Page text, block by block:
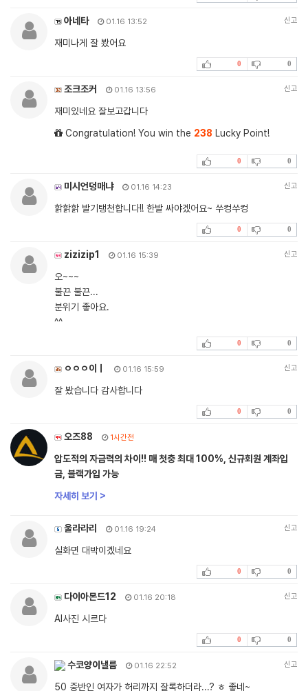
아네타 01.16 13:52 신고
재미나게 잘 봤어요
0 0
조크조커 01.16 13:56 신고
재미있네요 잘보고갑니다
Congratulation! You win the 238 Lucky Point!
0 0
미시언덩매냐 01.16 14:23 신고
핡핡핡 발기탱천합니다!! 한발 싸야겠어요~ 쑤컹쑤컹
0 0
zizizip1 01.16 15:39 신고
오~~~
불끈 불끈...
분위기 좋아요.
^^
0 0
ㅇㅇㅇ이ㅣ 01.16 15:59 신고
잘 봤습니다 감사합니다
0 0
오즈88 1시간전
압도적의 자금력의 차이!! 매 첫충 최대 100%, 신규회원 계좌입
금, 블랙가입 가능
자세히 보기 >
울라라리 01.16 19:24 신고
실화면 대박이겠네요
0 0
다이아몬드12 01.16 20:18 신고
AI사진 시르다
0 0
수코양이낼름 01.16 22:52 신고
50 중반인 여자가 허리까지 잘록하더라...? ㅎ 좋네~